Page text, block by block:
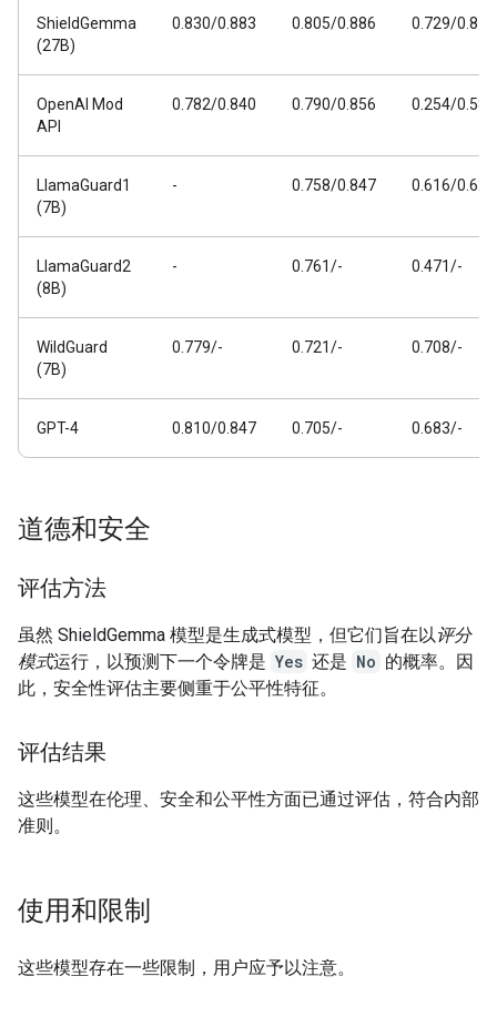
ShieldGemma
(27B)
0.830/0.883 0.805/0.886 0.729/0.811
OpenAI Mod
API
0.782/0.840 0.790/0.856 0.254/0.588
LlamaGuard1
(7B)
- 0.758/0.847 0.616/0.626
LlamaGuard2
(8B)
- 0.761/- 0.471/-
WildGuard
(7B)
0.779/- 0.721/- 0.708/-
GPT-4 0.810/0.847 0.705/- 0.683/-
道德和安全
评估方法
虽然 ShieldGemma 模型是生成式模型，但它们旨在以评分
模式运行，以预测下一个令牌是 Yes 还是 No 的概率。因
此，安全性评估主要侧重于公平性特征。
评估结果
这些模型在伦理、安全和公平性方面已通过评估，符合内部
准则。
使用和限制
这些模型存在一些限制，用户应予以注意。